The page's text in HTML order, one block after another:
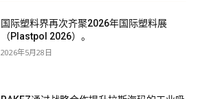
国际塑料界再次齐聚2026年国际塑料展
（Plastpol 2026）。
2026年5月28日